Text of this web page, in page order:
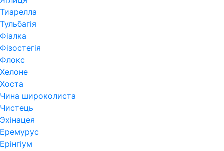
Тиарелла
Тульбагія
Фіалка
Фізостегія
Флокс
Хелоне
Хоста
Чина широколиста
Чистець
Эхінацея
Еремурус
Ерінгіум